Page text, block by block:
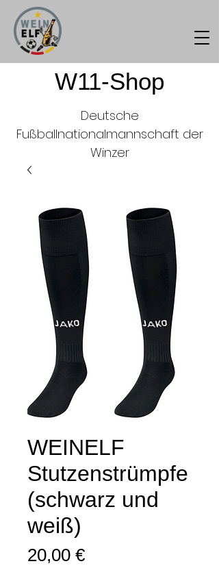
W11-Shop
Deutsche
Fußballnationalmannschaft der
Winzer
WEINELF
Stutzenstrümpfe
(schwarz und
weiß)
20,00 €Preis